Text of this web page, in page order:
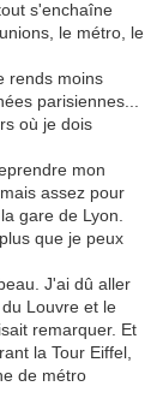
s'enchaîne
le métro, le
rends moins
parisiennes...
où je dois
mon
assez pour
gare de Lyon.
que je peux
J'ai dû aller
Louvre et le
remarquer. Et
la Tour Eiffel,
de métro